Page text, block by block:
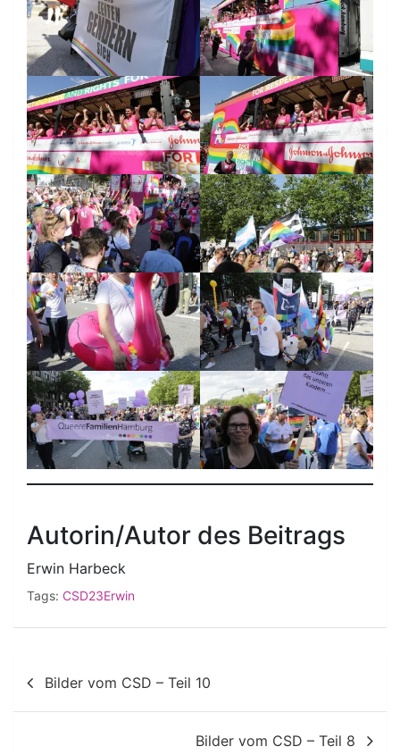
Autorin/Autor des Beitrags
Erwin Harbeck
Tags: CSD23Erwin
Beitragsnavigation
Bilder vom CSD – Teil 10
Bilder vom CSD – Teil 8